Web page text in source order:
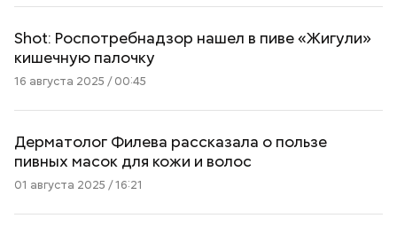
Shot: Роспотребнадзор нашел в пиве «Жигули»
кишечную палочку
16 августа 2025 / 00:45
Дерматолог Филева рассказала о пользе
пивных масок для кожи и волос
01 августа 2025 / 16:21